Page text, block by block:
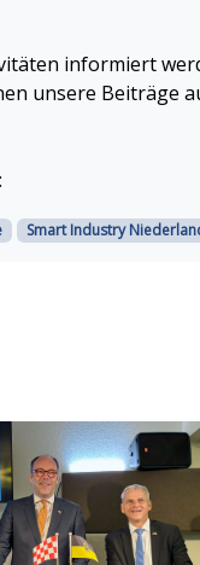
informiert
unsere Beiträge
Smart Industry